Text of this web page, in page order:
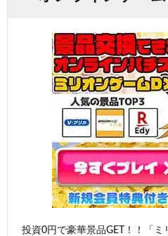
投資0円で豪華景品GET！！「